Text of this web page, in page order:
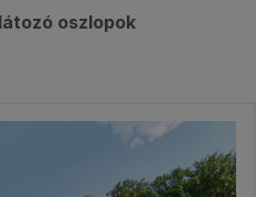
oszlopok